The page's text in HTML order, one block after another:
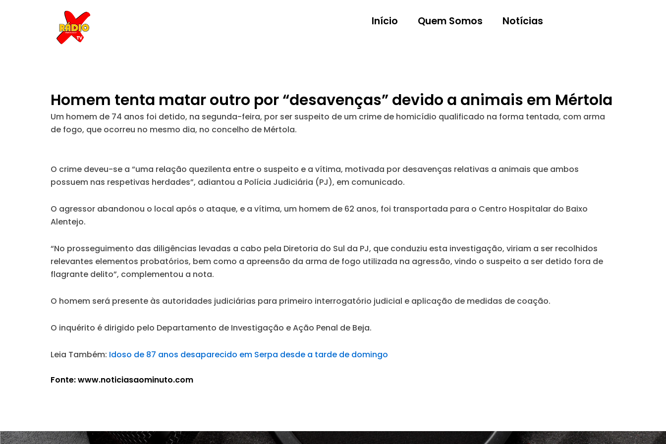
Início Quem Somos Notícias
Homem tenta matar outro por “desavenças” devido a animais em Mértola
Um homem de 74 anos foi detido, na segunda-feira, por ser suspeito de um crime de homicídio qualificado na forma tentada, com arma
de fogo, que ocorreu no mesmo dia, no concelho de Mértola.
O crime deveu-se a “uma relação quezilenta entre o suspeito e a vítima, motivada por desavenças relativas a animais que ambos
possuem nas respetivas herdades”, adiantou a Polícia Judiciária (PJ), em comunicado.
O agressor abandonou o local após o ataque, e a vítima, um homem de 62 anos, foi transportada para o Centro Hospitalar do Baixo
Alentejo.
“No prosseguimento das diligências levadas a cabo pela Diretoria do Sul da PJ, que conduziu esta investigação, viriam a ser recolhidos
relevantes elementos probatórios, bem como a apreensão da arma de fogo utilizada na agressão, vindo o suspeito a ser detido fora de
flagrante delito”, complementou a nota.
O homem será presente às autoridades judiciárias para primeiro interrogatório judicial e aplicação de medidas de coação.
O inquérito é dirigido pelo Departamento de Investigação e Ação Penal de Beja.
Leia Também: Idoso de 87 anos desaparecido em Serpa desde a tarde de domingo
Fonte: www.noticiasaominuto.com